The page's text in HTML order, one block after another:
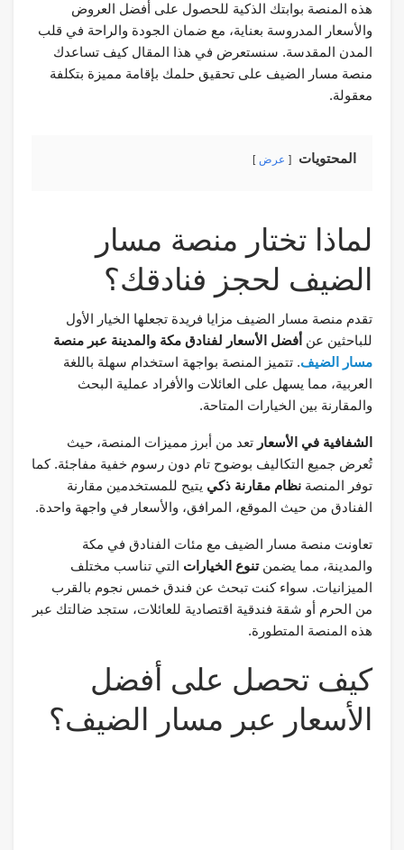
هذه المنصة بوابتك الذكية للحصول على أفضل العروض
والأسعار المدروسة بعناية، مع ضمان الجودة والراحة في قلب
المدن المقدسة. سنستعرض في هذا المقال كيف تساعدك
منصة مسار الضيف على تحقيق حلمك بإقامة مميزة بتكلفة
معقولة.
المحتويات عرض
لماذا تختار منصة مسار
الضيف لحجز فنادقك؟
تقدم منصة مسار الضيف مزايا فريدة تجعلها الخيار الأول
للباحثين عن أفضل الأسعار لفنادق مكة والمدينة عبر منصة
مسار الضيف. تتميز المنصة بواجهة استخدام سهلة باللغة
العربية، مما يسهل على العائلات والأفراد عملية البحث
والمقارنة بين الخيارات المتاحة.
الشفافية في الأسعار تعد من أبرز مميزات المنصة، حيث
تُعرض جميع التكاليف بوضوح تام دون رسوم خفية مفاجئة. كما
توفر المنصة نظام مقارنة ذكي يتيح للمستخدمين مقارنة
الفنادق من حيث الموقع، المرافق، والأسعار في واجهة واحدة.
تعاونت منصة مسار الضيف مع مئات الفنادق في مكة
والمدينة، مما يضمنتنوع الخيارات التي تناسب مختلف
الميزانيات. سواء كنت تبحث عن فندق خمس نجوم بالقرب
من الحرم أو شقة فندقية اقتصادية للعائلات، ستجد ضالتك عبر
هذه المنصة المتطورة.
كيف تحصل على أفضل
الأسعار عبر مسار الضيف؟